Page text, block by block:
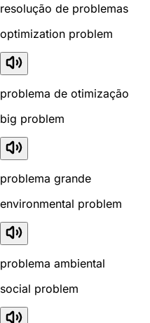
resolução de problemas
optimization problem
problema de otimização
big problem
problema grande
environmental problem
problema ambiental
social problem